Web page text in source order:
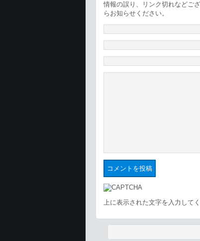
情報の誤り、リンク切れなどご
らお知らせください。
上に表示された文字を入力してく